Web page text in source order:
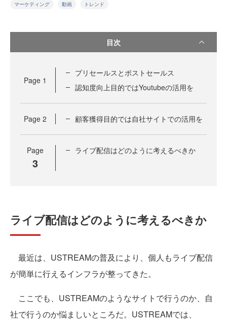
マーケティング 動画 トレンド
目次
Page 1
プリセールスとポストセールス
認知度向上目的ではYoutubeの活用を
Page 2 顧客獲得目的では自社サイトでの活用を
Page
3
ライブ配信はどのように考えるべきか
ライブ配信はどのように考えるべきか
最近は、USTREAMの普及により、個人もライブ配信
が簡単に行えるインフラが整ってきた。
ここでも、USTREAMのようなサイトで行うのか、自
社で行うのか悩ましいところだ。USTREAMでは、